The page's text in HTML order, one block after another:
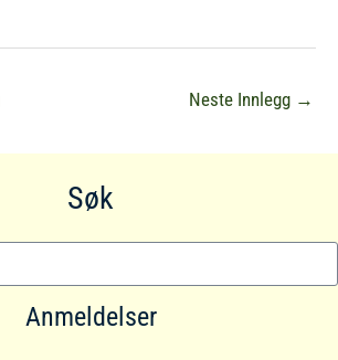
Neste Innlegg →
Søk
Anmeldelser